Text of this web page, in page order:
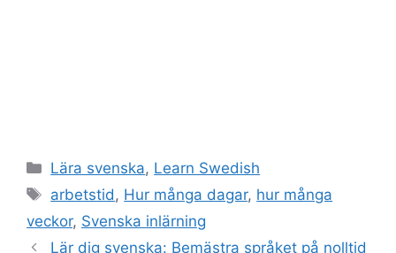
Kategorier
Lära svenska, Learn Swedish
Etiketter
arbetstid, Hur många dagar, hur många
veckor, Svenska inlärning
Lär dig svenska: Bemästra språket på nolltid